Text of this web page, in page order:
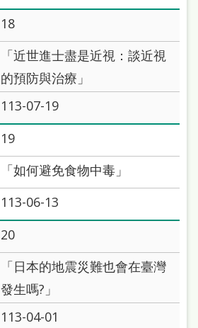
18
「近世進士盡是近視：談近視
的預防與治療」
113-07-19
19
「如何避免食物中毒」
113-06-13
20
「日本的地震災難也會在臺灣
發生嗎?」
113-04-01